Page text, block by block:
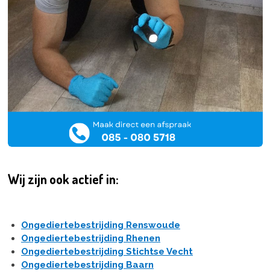
Wij zijn ook actief in:
Ongediertebestrijding Renswoude
Ongediertebestrijding Rhenen
Ongediertebestrijding Stichtse Vecht
Ongediertebestrijding Baarn